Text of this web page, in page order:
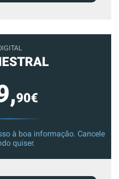
90€
à boa informação. Cancele
quiser.